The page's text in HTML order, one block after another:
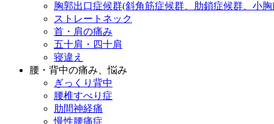
胸郭出口症候群(斜角筋症候群、肋鎖症候群、小
ストレートネック
首・肩の痛み
五十肩・四十肩
寝違え
腰・背中の痛み、悩み
ぎっくり背中
腰椎すべり症
肋間神経痛
慢性腰痛症